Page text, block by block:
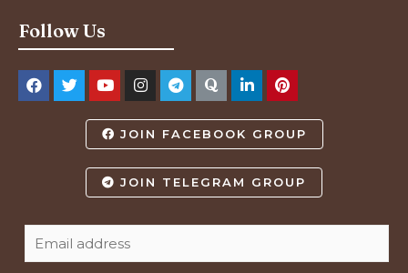
Follow Us
JOIN FACEBOOK GROUP
JOIN TELEGRAM GROUP